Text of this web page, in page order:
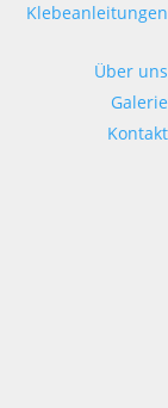
Klebeanleitungen
Über uns
Galerie
Kontakt